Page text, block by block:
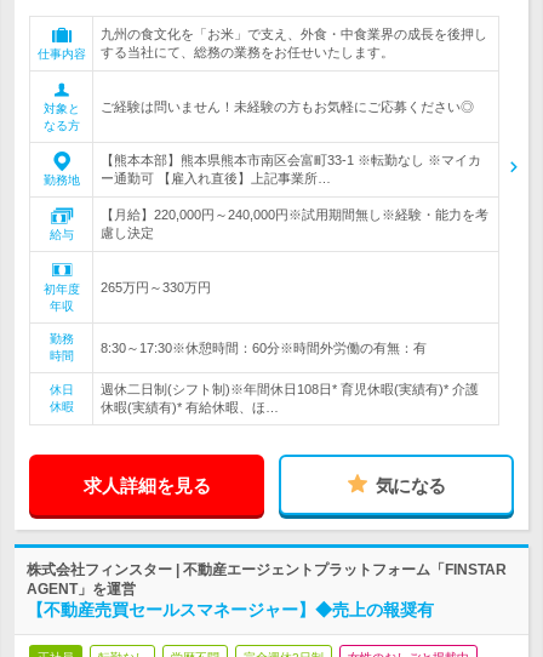
仕事内容
九州の食文化を「お米」で支え、外食・中食業界の成長を後押し
する当社にて、総務の業務をお任せいたします。
対象と
なる方
ご経験は問いません！未経験の方もお気軽にご応募ください◎
勤務地
【熊本本部】熊本県熊本市南区会富町33-1 ※転勤なし ※マイカ
ー通勤可 【雇入れ直後】上記事業所…
給与
【月給】220,000円～240,000円※試用期間無し※経験・能力を考
慮し決定
初年度
年収
265万円～330万円
勤務
時間
8:30～17:30※休憩時間：60分※時間外労働の有無：有
休日
休暇
週休二日制(シフト制)※年間休日108日* 育児休暇(実績有)* 介護
休暇(実績有)* 有給休暇、ほ…
求人詳細を見る 気になる
株式会社フィンスター | 不動産エージェントプラットフォーム「FINSTAR
AGENT」を運営
【不動産売買セールスマネージャー】◆売上の報奨有